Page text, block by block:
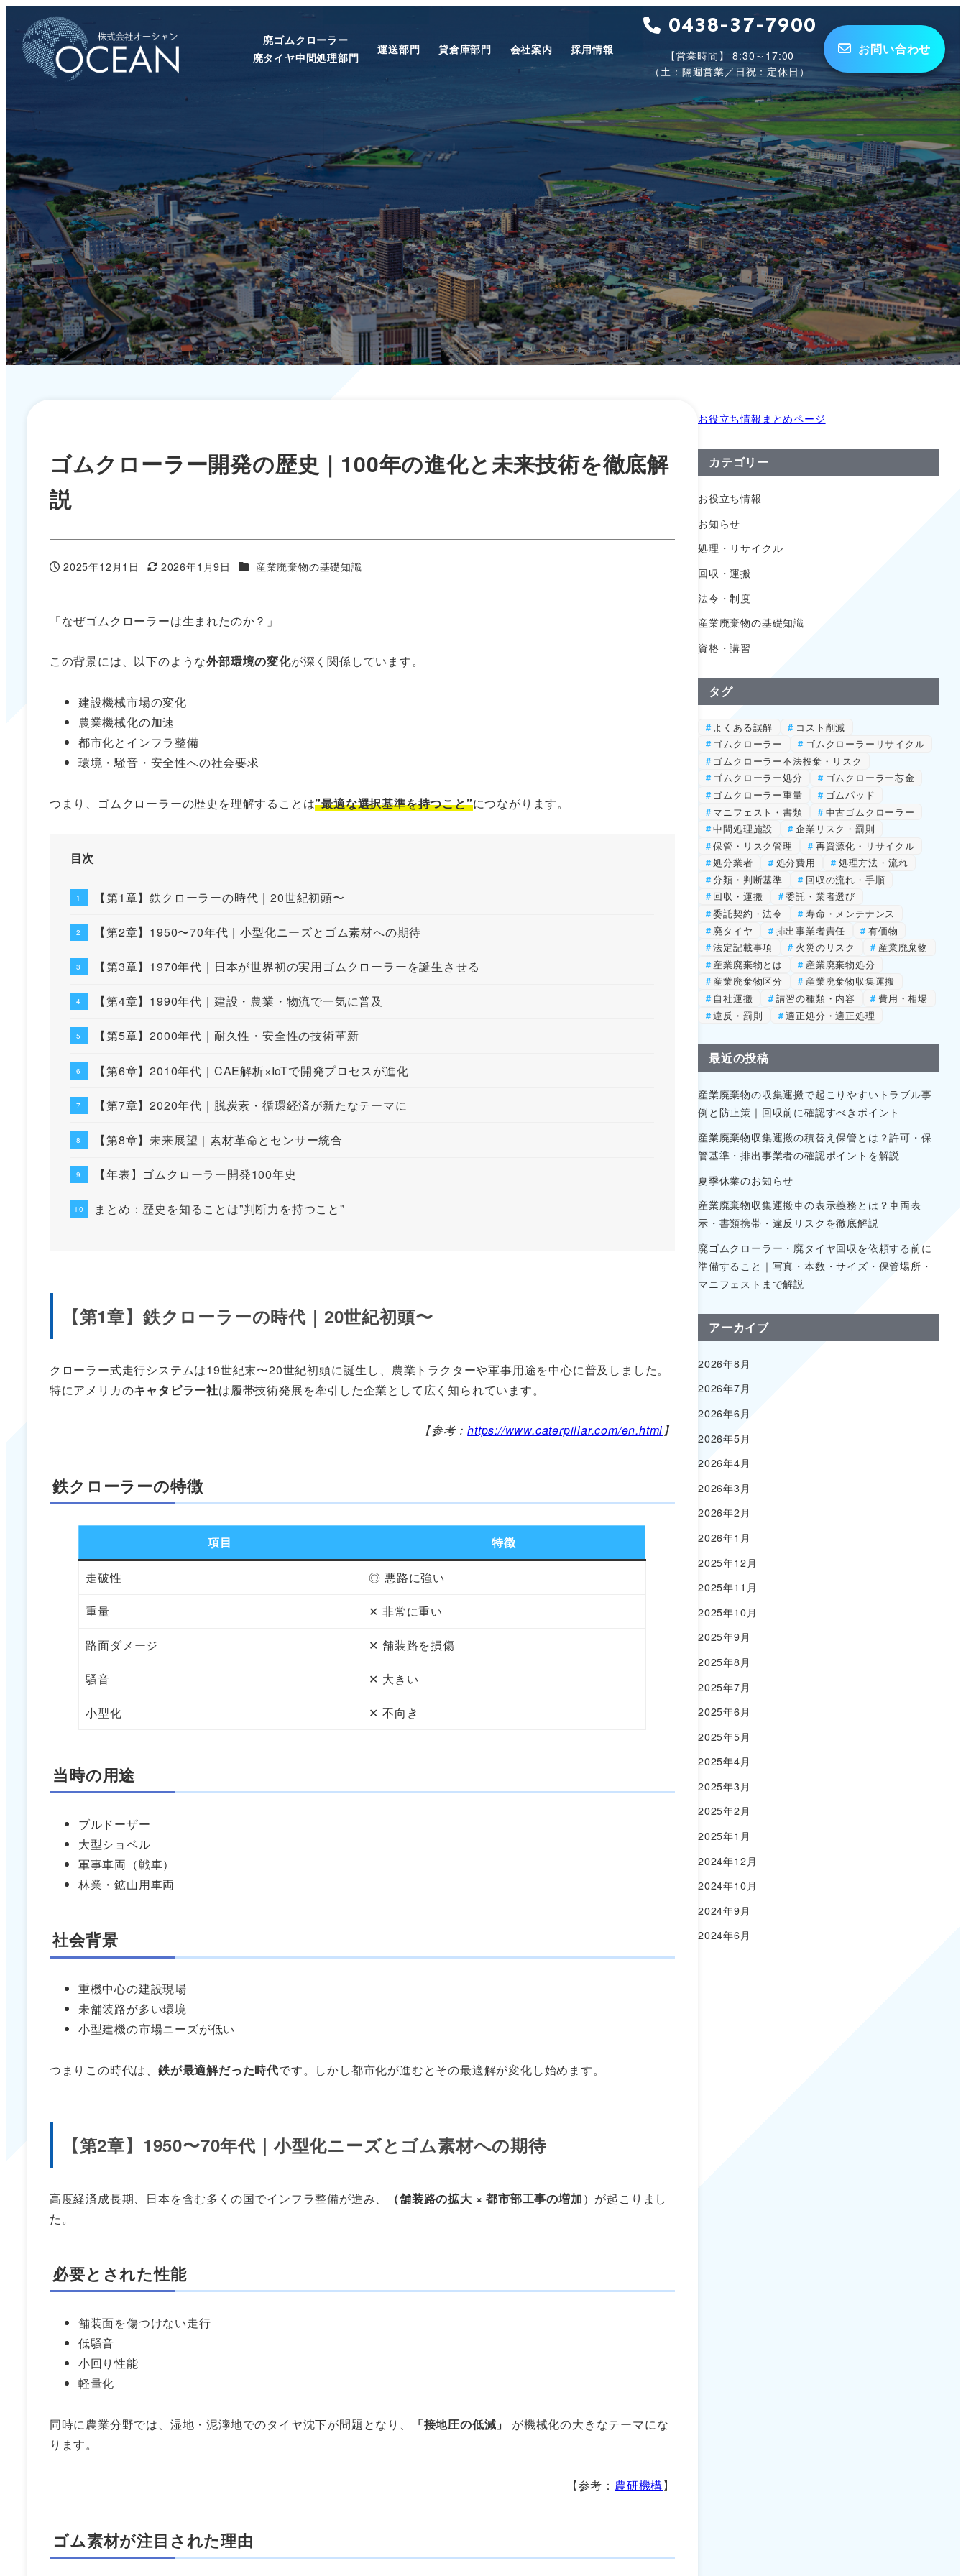
廃ゴムクローラー
廃タイヤ中間処理部門
運送部門 貸倉庫部門 会社案内 採用情報
0438-37-7900
【営業時間】 8:30～17:00
（土：隔週営業／日祝：定休日）
お問い合わせ
ゴムクローラー開発の歴史｜100年の進化と未来技術を徹底解
説
投稿日
2025年12月1日
更新日
2026年1月9日 カテゴリー
産業廃棄物の基礎知識
「なぜゴムクローラーは生まれたのか？」
この背景には、以下のような外部環境の変化が深く関係しています。
建設機械市場の変化
農業機械化の加速
都市化とインフラ整備
環境・騒音・安全性への社会要求
つまり、ゴムクローラーの歴史を理解することは”最適な選択基準を持つこと”につながります。
目次
【第1章】鉄クローラーの時代｜20世紀初頭〜
【第2章】1950〜70年代｜小型化ニーズとゴム素材への期待
【第3章】1970年代｜日本が世界初の実用ゴムクローラーを誕生させる
【第4章】1990年代｜建設・農業・物流で一気に普及
【第5章】2000年代｜耐久性・安全性の技術革新
【第6章】2010年代｜CAE解析×IoTで開発プロセスが進化
【第7章】2020年代｜脱炭素・循環経済が新たなテーマに
【第8章】未来展望｜素材革命とセンサー統合
【年表】ゴムクローラー開発100年史
まとめ：歴史を知ることは”判断力を持つこと”
【第1章】鉄クローラーの時代｜20世紀初頭〜
クローラー式走行システムは19世紀末〜20世紀初頭に誕生し、農業トラクターや軍事用途を中心に普及しました。
特にアメリカのキャタピラー社は履帯技術発展を牽引した企業として広く知られています。
【参考：https://www.caterpillar.com/en.html】
鉄クローラーの特徴
項目 特徴
走破性 ◎ 悪路に強い
重量 ✕ 非常に重い
路面ダメージ ✕ 舗装路を損傷
騒音 ✕ 大きい
小型化 ✕ 不向き
当時の用途
ブルドーザー
大型ショベル
軍事車両（戦車）
林業・鉱山用車両
社会背景
重機中心の建設現場
未舗装路が多い環境
小型建機の市場ニーズが低い
つまりこの時代は、 鉄が最適解だった時代です。しかし都市化が進むとその最適解が変化し始めます。
【第2章】1950〜70年代｜小型化ニーズとゴム素材への期待
高度経済成長期、日本を含む多くの国でインフラ整備が進み、 （舗装路の拡大 × 都市部工事の増加）が起こりまし
た。
必要とされた性能
舗装面を傷つけない走行
低騒音
小回り性能
軽量化
同時に農業分野では、湿地・泥濘地でのタイヤ沈下が問題となり、 「接地圧の低減」
が機械化の大きなテーマにな
ります。
【参考： 農研機構】
ゴム素材が注目された理由
お役立ち情報まとめページ
カテゴリー
お役立ち情報
お知らせ
処理・リサイクル
回収・運搬
法令・制度
産業廃棄物の基礎知識
資格・講習
タグ
よくある誤解
コスト削減
ゴムクローラー
ゴムクローラーリサイクル
ゴムクローラー不法投棄・リスク
ゴムクローラー処分
ゴムクローラー芯金
ゴムクローラー重量
ゴムパッド
マニフェスト・書類
中古ゴムクローラー
中間処理施設
企業リスク・罰則
保管・リスク管理
再資源化・リサイクル
処分業者
処分費用
処理方法・流れ
分類・判断基準
回収の流れ・手順
回収・運搬
委託・業者選び
委託契約・法令
寿命・メンテナンス
廃タイヤ
排出事業者責任
有価物
法定記載事項
火災のリスク
産業廃棄物
産業廃棄物とは
産業廃棄物処分
産業廃棄物区分
産業廃棄物収集運搬
自社運搬
講習の種類・内容
費用・相場
違反・罰則
適正処分・適正処理
最近の投稿
産業廃棄物の収集運搬で起こりやすいトラブル事
例と防止策｜回収前に確認すべきポイント
産業廃棄物収集運搬の積替え保管とは？許可・保
管基準・排出事業者の確認ポイントを解説
夏季休業のお知らせ
産業廃棄物収集運搬車の表示義務とは？車両表
示・書類携帯・違反リスクを徹底解説
廃ゴムクローラー・廃タイヤ回収を依頼する前に
準備すること｜写真・本数・サイズ・保管場所・
マニフェストまで解説
アーカイブ
2026年8月
2026年7月
2026年6月
2026年5月
2026年4月
2026年3月
2026年2月
2026年1月
2025年12月
2025年11月
2025年10月
2025年9月
2025年8月
2025年7月
2025年6月
2025年5月
2025年4月
2025年3月
2025年2月
2025年1月
2024年12月
2024年10月
2024年9月
2024年6月